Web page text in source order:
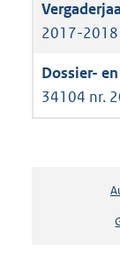
2017-2018
34104 nr.